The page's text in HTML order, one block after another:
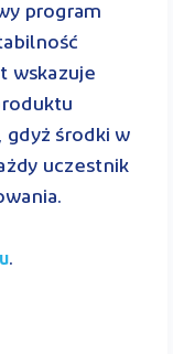
program
wskazuje
gdyż środki w
uczestnik
.